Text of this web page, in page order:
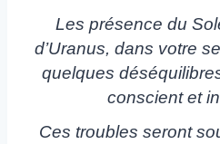
Les présence du
d’Uranus, dans votre
quelques
conscient et
Ces troubles seront